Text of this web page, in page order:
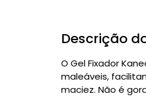
Descrição
O Gel Fixador
maleáveis,
maciez. Não é